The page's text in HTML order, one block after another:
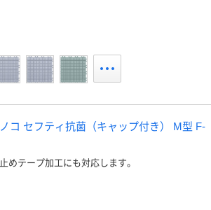
コ セフティ抗菌（キャップ付き） M型 F-
めテープ加工にも対応します。